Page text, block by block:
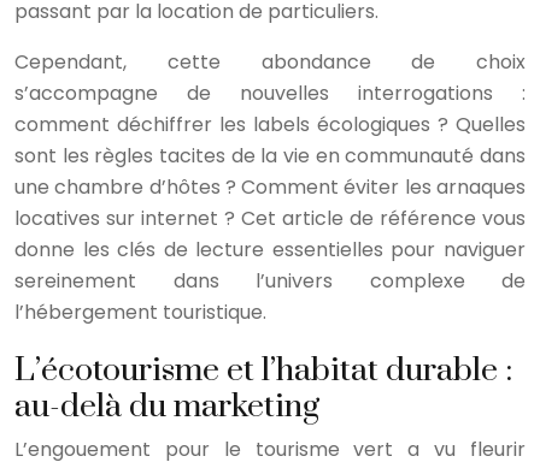
passant par la location de particuliers.
Cependant, cette abondance de choix
s’accompagne de nouvelles interrogations :
comment déchiffrer les labels écologiques ? Quelles
sont les règles tacites de la vie en communauté dans
une chambre d’hôtes ? Comment éviter les arnaques
locatives sur internet ? Cet article de référence vous
donne les clés de lecture essentielles pour naviguer
sereinement dans l’univers complexe de
l’hébergement touristique.
L’écotourisme et l’habitat durable :
au-delà du marketing
L’engouement pour le tourisme vert a vu fleurir